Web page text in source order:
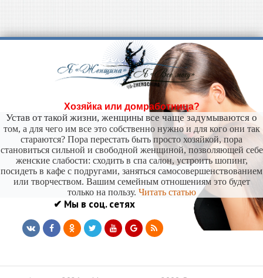
Хозяйка или домработница?
Устав от такой жизни, женщины все чаще задумываются о
том, а для чего им все это собственно нужно и для кого они так
стараются? Пора перестать быть просто хозяйкой, пора
становиться сильной и свободной женщиной, позволяющей себе
женские слабости: сходить в спа салон, устроить шопинг,
посидеть в кафе с подругами, заняться самосовершенствованием
или творчеством. Вашим семейным отношениям это будет
только на пользу. Читать статью
✔ Мы в соц. сетях